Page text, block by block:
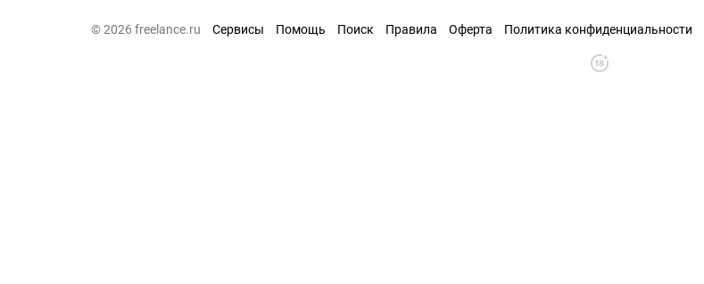
© 2026 freelance.ru Сервисы Помощь Поиск Правила Оферта Политика конфиденциальности